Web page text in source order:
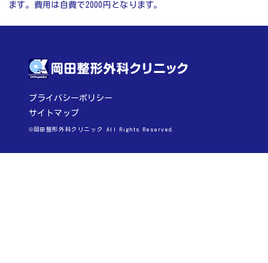
ます。費用は自費で2000円となります。
プライバシーポリシー
サイトマップ
©岡田整形外科クリニック All Rights Reserved.